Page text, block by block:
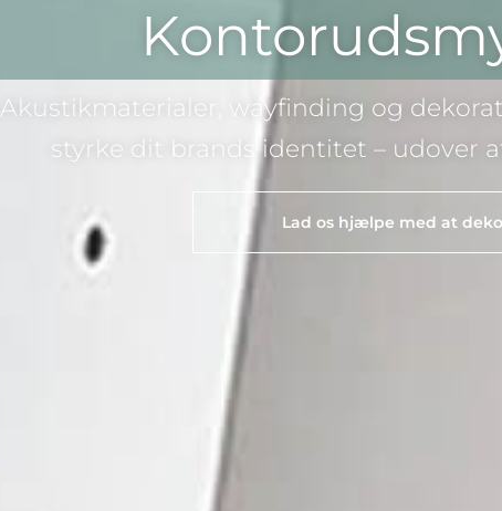
Akustikmaterialer, wayfinding og
styrke dit brands identitet – udover
Lad os hjælpe med at